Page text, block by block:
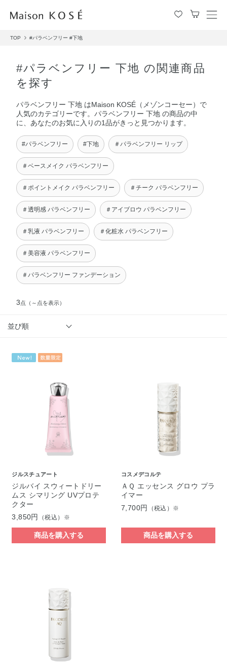
メ
TOP #パラベンフリー #下地
#パラベンフリー 下地 の関連商品
を探す
パラベンフリー 下地 はMaison KOSÉ（メゾンコーセー）で
人気のカテゴリーです。パラベンフリー 下地 の商品の中
に、あなたのお気に入りの1品がきっと見つかります。
#パラベンフリー #下地 ＃パラベンフリー リップ
＃ベースメイク パラベンフリー
＃ポイントメイク パラベンフリー ＃チーク パラベンフリー
＃透明感 パラベンフリー ＃アイブロウ パラベンフリー
＃乳液 パラベンフリー ＃化粧水 パラベンフリー
＃美容液 パラベンフリー
＃パラベンフリー ファンデーション
3点 （～点を表示）
並び順
ジルスチュアート
ジルバイ スウィートドリー
ムス シマリング UVプロテ
クター
3,850円
（税込）※
商品を購入する
コスメデコルテ
ＡＱ エッセンス グロウ プラ
イマー
7,700円
（税込）※
商品を購入する